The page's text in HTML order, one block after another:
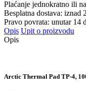
Plaćanje jednokratno ili
Besplatna dostava: iznad
Pravo povrata: unutar 14
Opis Upit o proizvodu
Opis
Arctic Thermal Pad TP-4,